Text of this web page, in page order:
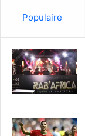
Populaire